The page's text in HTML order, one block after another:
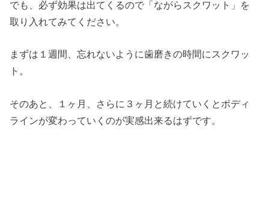
でも、必ず効果は出てくるので「ながらスクワット」を
取り入れてみてください。
まずは１週間、忘れないように歯磨きの時間にスクワッ
ト。
そのあと、１ヶ月、さらに３ヶ月と続けていくとボディ
ラインが変わっていくのが実感出来るはずです。